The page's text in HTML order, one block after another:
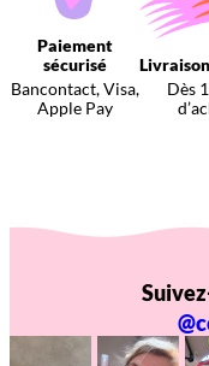
Paiement
sécurisé
Bancontact, Visa,
Apple Pay
Dès